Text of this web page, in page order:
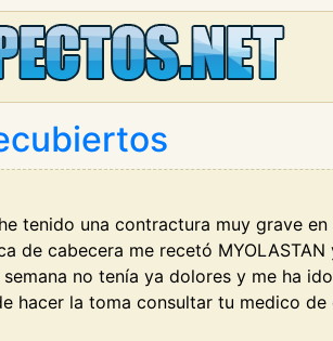
tenido una contractura muy grave
de cabecera me recetó
no tenía ya dolores y me ha
hacer la toma consultar tu medico